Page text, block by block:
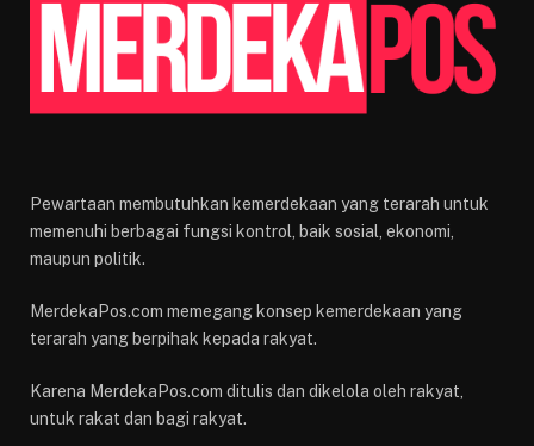
Pewartaan membutuhkan kemerdekaan yang terarah untuk
memenuhi berbagai fungsi kontrol, baik sosial, ekonomi,
maupun politik.
MerdekaPos.com memegang konsep kemerdekaan yang
terarah yang berpihak kepada rakyat.
Karena MerdekaPos.com ditulis dan dikelola oleh rakyat,
untuk rakat dan bagi rakyat.